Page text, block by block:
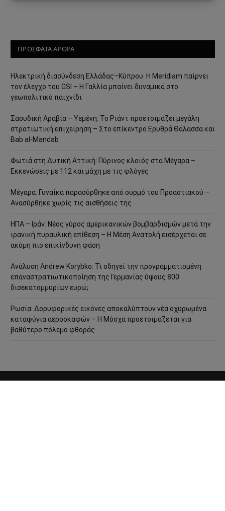
ΠΡΟΣΦΑΤΑ ΑΡΘΡΑ
Ηλεκτρική διασύνδεση Ελλάδας–Κύπρου: Η Meridiam παίρνει
τον έλεγχο του GSI – Η Γαλλία μπαίνει δυναμικά στο
γεωπολιτικό παιχνίδι
Σαουδική Αραβία – Υεμένη: Το Ριάντ προετοιμάζει μεγάλη
στρατιωτική επιχείρηση – Στο επίκεντρο Ερυθρά Θάλασσα και
Bab al-Mandab
Φωτιά στη Δυτική Αττική: Πύρινος κλοιός στα Μέγαρα –
Εκκενώσεις με 112 και μάχη με τις φλόγες
Μέγαρα: Γυναίκα παρασύρθηκε από συρμό του Προαστιακού –
Ανασύρθηκε χωρίς τις αισθήσεις της
ΗΠΑ – Ιράν: Νέος γύρος αμερικανικών βομβαρδισμών μετά την
ιρανική πυραυλική επίθεση – Η Μέση Ανατολή εισέρχεται σε
ακόμη πιο επικίνδυνη φάση
Ανάλυση Andrew Korybko: Τι οδηγεί την προγραμματισμένη
επαναστρατιωτικοποίηση της Γερμανίας ύψους 800
δισεκατομμυρίων ευρώ;
Ρωσία: Δορυφορικές εικόνες αποκαλύπτουν νέα οχυρωμένα
καταφύγια αεροσκαφών – Η Μόσχα προετοιμάζεται για
βαθύτερο πόλεμο φθοράς